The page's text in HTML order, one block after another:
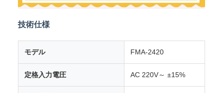
技術仕様
モデル FMA-2420
定格入力電圧 AC 220V～ ±15%